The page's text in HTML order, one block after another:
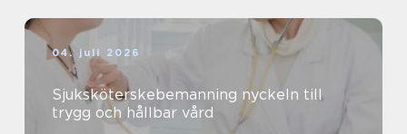
04. juli 2026
Sjuksköterskebemanning nyckeln till
trygg och hållbar vård